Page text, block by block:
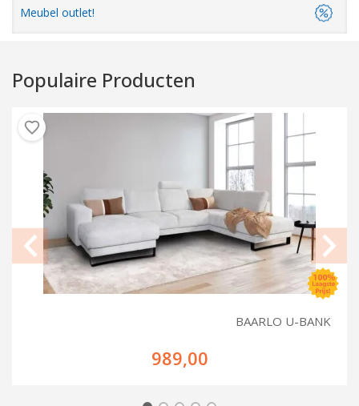
Meubel outlet!
Populaire Producten
BAARLO U-BANK
989,00